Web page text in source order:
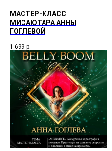
МАСТЕР-КЛАСС
МИСАЮТАРА АННЫ
ГОГЛЕВОЙ
1 699 р.